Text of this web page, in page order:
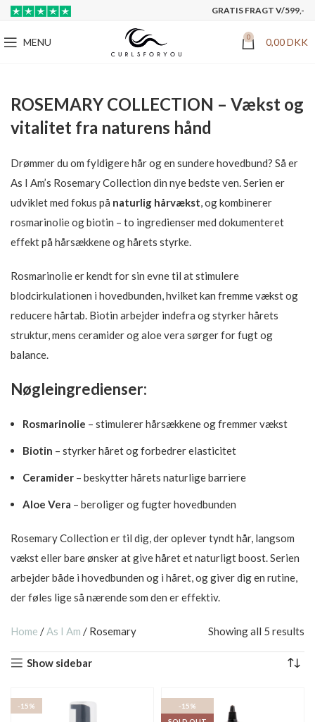
GRATIS FRAGT V/599,-
MENU 0 0,00DKK
ROSEMARY COLLECTION – Vækst og
vitalitet fra naturens hånd
Drømmer du om fyldigere hår og en sundere hovedbund? Så er
As I Am’s Rosemary Collection din nye bedste ven. Serien er
udviklet med fokus på naturlig hårvækst, og kombinerer
rosmarinolie og biotin – to ingredienser med dokumenteret
effekt på hårsækkene og hårets styrke.
Rosmarinolie er kendt for sin evne til at stimulere
blodcirkulationen i hovedbunden, hvilket kan fremme vækst og
reducere hårtab. Biotin arbejder indefra og styrker hårets
struktur, mens ceramider og aloe vera sørger for fugt og
balance.
Nøgleingredienser:
Rosmarinolie – stimulerer hårsækkene og fremmer vækst
Biotin – styrker håret og forbedrer elasticitet
Ceramider – beskytter hårets naturlige barriere
Aloe Vera – beroliger og fugter hovedbunden
Rosemary Collection er til dig, der oplever tyndt hår, langsom
vækst eller bare ønsker at give håret et naturligt boost. Serien
arbejder både i hovedbunden og i håret, og giver dig en rutine,
der føles lige så nærende som den er effektiv.
Home /As I Am / Rosemary Showing all 5 results
Show sidebar
-15%
-15%